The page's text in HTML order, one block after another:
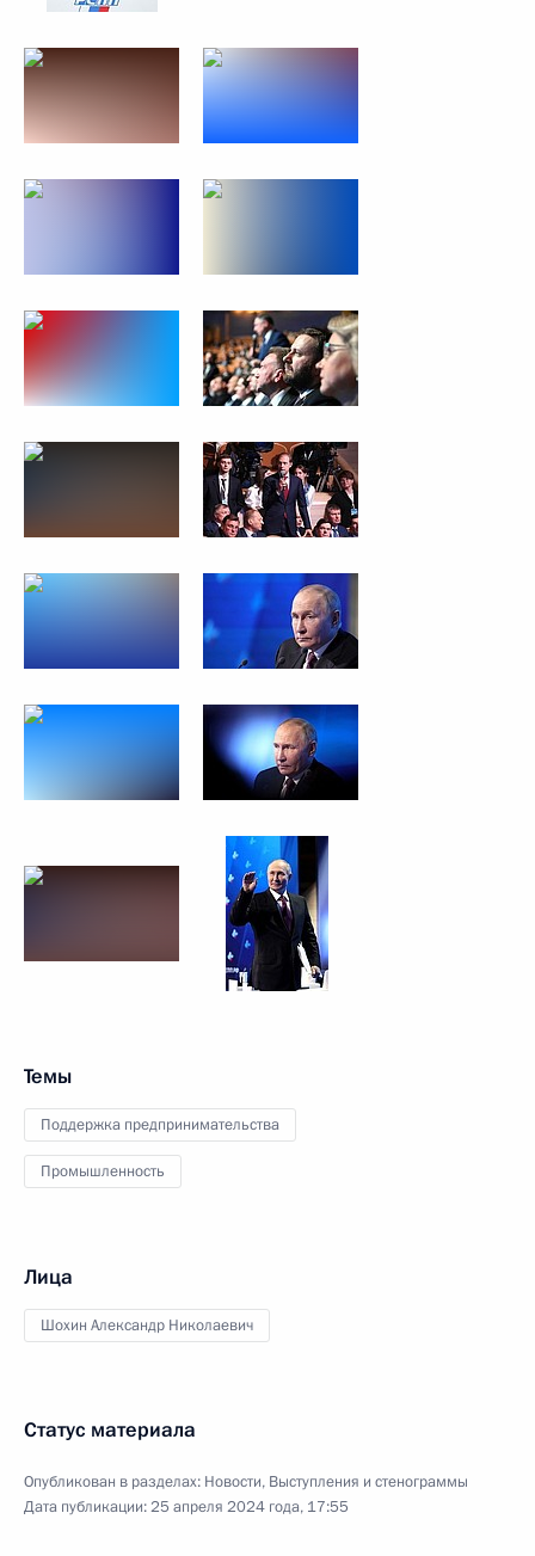
Темы
Поддержка предпринимательства
Промышленность
Лица
Шохин Александр Николаевич
Статус материала
Опубликован в разделах: Новости, Выступления и стенограммы
Дата публикации:25 апреля 2024 года, 17:55